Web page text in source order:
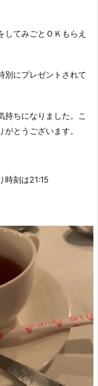
してみごとＯＫもらえ
別にプレゼントされて
持ちになりました。こ
とうございます。
時刻は21:15